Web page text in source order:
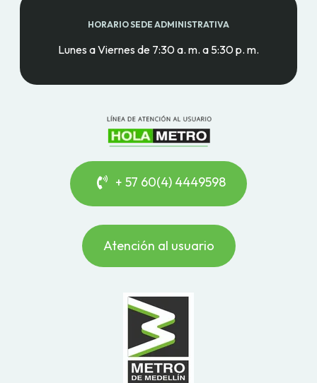
HORARIO SEDE ADMINISTRATIVA
Lunes a Viernes de 7:30 a. m. a 5:30 p. m.
+ 57 60(4) 4449598
Atención al usuario